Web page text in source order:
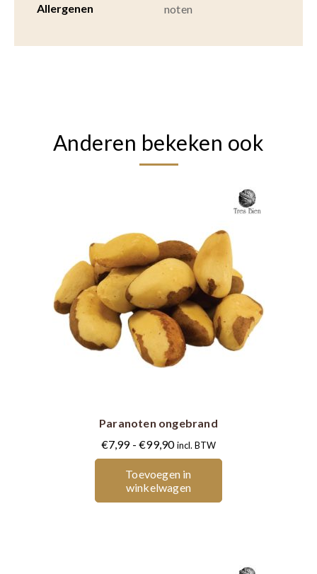
Allergenen noten
Anderen bekeken ook
Paranoten ongebrand
€7,99 - €99,90Prijsklasse:
€7,99
tot
€99,90
incl. BTW
Toevoegen in
winkelwagen
Dit
product
variaties.
Deze
optie
kan
gekozen